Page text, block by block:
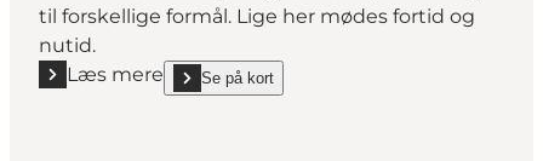
til forskellige formål. Lige her mødes fortid og
nutid.
Læs mere
Læs mere "Kirkevejen - Skødebjerg, Bække"
Se på kort
show Kirkevejen - Skødebjerg, Bække on_map